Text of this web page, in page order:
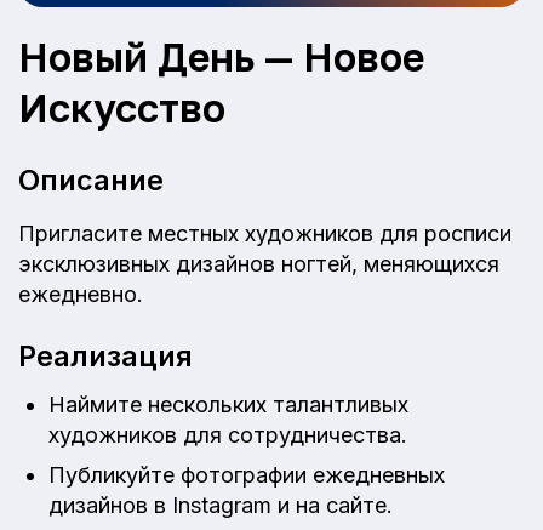
Новый День — Новое
Искусство
Описание
Пригласите местных художников для росписи
эксклюзивных дизайнов ногтей, меняющихся
ежедневно.
Реализация
Наймите нескольких талантливых
художников для сотрудничества.
Публикуйте фотографии ежедневных
дизайнов в Instagram и на сайте.